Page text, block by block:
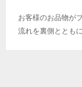
お客様のお品物が
流れを裏側ととも